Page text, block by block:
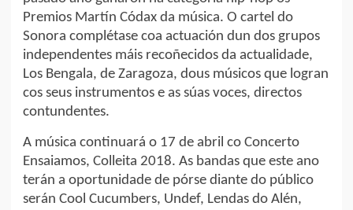
Premios Martín Códax da música. O cartel do
Sonora complétase coa actuación dun dos grupos
independentes máis recoñecidos da actualidade,
Los Bengala, de Zaragoza, dous músicos que logran
cos seus instrumentos e as súas voces, directos
contundentes.
A música continuará o 17 de abril co Concerto
Ensaiamos, Colleita 2018. As bandas que este ano
terán a oportunidade de pórse diante do público
serán Cool Cucumbers, Undef, Lendas do Alén,